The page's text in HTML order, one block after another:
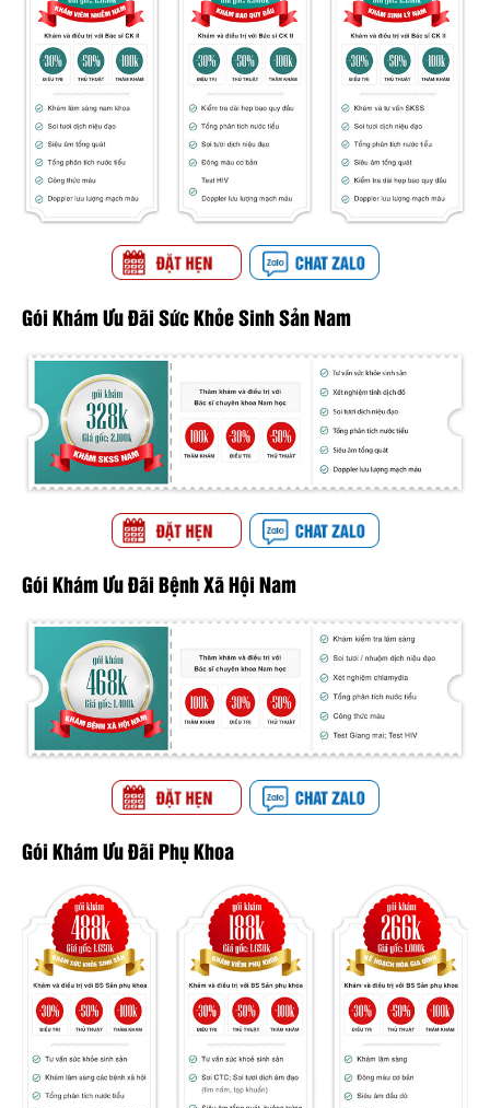
Gói Khám Ưu Đãi Sức Khỏe Sinh Sản Nam
Gói Khám Ưu Đãi Bệnh Xã Hội Nam
Gói Khám Ưu Đãi Phụ Khoa